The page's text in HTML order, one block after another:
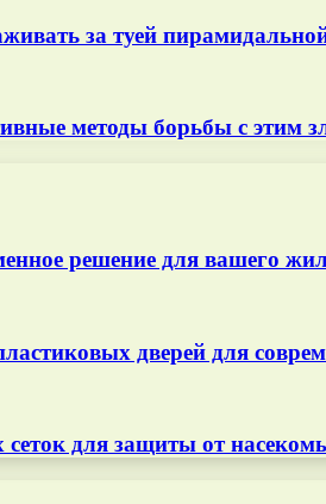
за туей
методы борьбы с этим
решение для вашего
дверей для
для защиты от